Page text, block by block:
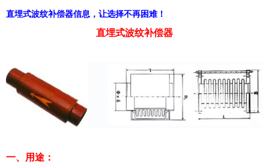
直埋式波纹补偿器信息，让选择不再困难！
直埋式波纹补偿器
一、用途：